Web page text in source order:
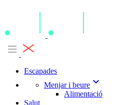
Escapades
Menjar i beure expand_more
Alimentació
Salut